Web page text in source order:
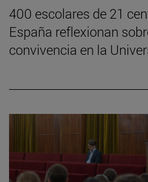
400 escolares de 21
España reflexionan
convivencia en la